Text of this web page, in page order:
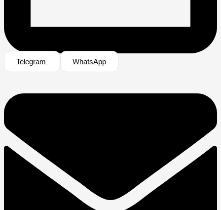
Telegram WhatsApp